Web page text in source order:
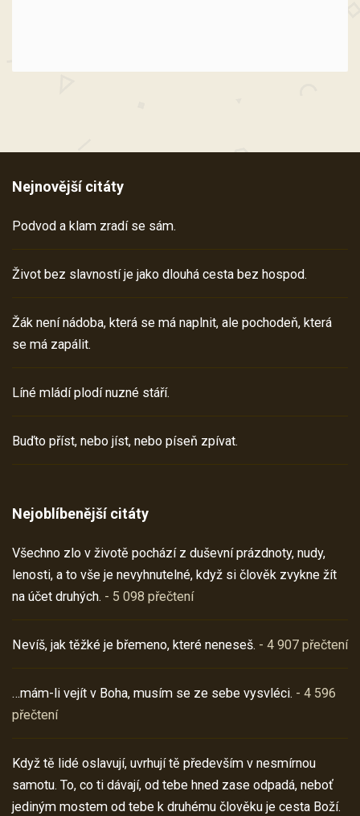
Nejnovější citáty
Podvod a klam zradí se sám.
Život bez slavností je jako dlouhá cesta bez hospod.
Žák není nádoba, která se má naplnit, ale pochodeň, která
se má zapálit.
Líné mládí plodí nuzné stáří.
Buďto příst, nebo jíst, nebo píseň zpívat.
Nejoblíbenější citáty
Všechno zlo v životě pochází z duševní prázdnoty, nudy,
lenosti, a to vše je nevyhnutelné, když si člověk zvykne žít
na účet druhých. - 5 098 přečtení
Nevíš, jak těžké je břemeno, které neneseš. - 4 907 přečtení
…mám-li vejít v Boha, musím se ze sebe vysvléci. - 4 596
přečtení
Když tě lidé oslavují, uvrhují tě především v nesmírnou
samotu. To, co ti dávají, od tebe hned zase odpadá, neboť
jediným mostem od tebe k druhému člověku je cesta Boží.